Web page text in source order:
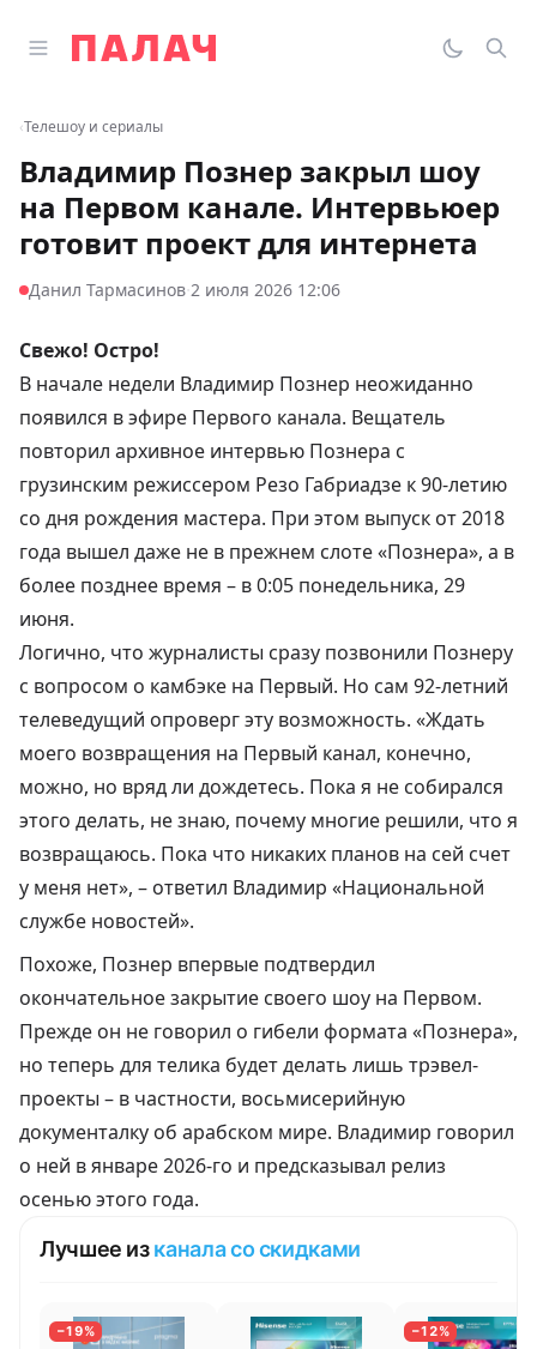
Открыть главное меню
Палач
‹Телешоу и сериалы
Владимир Познер закрыл шоу
на Первом канале. Интервьюер
готовит проект для интернета
Данил Тармасинов·2 июля 2026 12:06
Свежо! Остро!
В начале недели Владимир Познер неожиданно
появился в эфире Первого канала. Вещатель
повторил архивное интервью Познера с
грузинским режиссером Резо Габриадзе к 90-летию
со дня рождения мастера. При этом выпуск от 2018
года вышел даже не в прежнем слоте «Познера», а в
более позднее время – в 0:05 понедельника, 29
июня.
Логично, что журналисты сразу позвонили Познеру
с вопросом о камбэке на Первый. Но сам 92-летний
телеведущий опроверг эту возможность. «Ждать
моего возвращения на Первый канал, конечно,
можно, но вряд ли дождетесь. Пока я не собирался
этого делать, не знаю, почему многие решили, что я
возвращаюсь. Пока что никаких планов на сей счет
у меня нет», – ответил Владимир «Национальной
службе новостей».
Похоже, Познер впервые подтвердил
окончательное закрытие своего шоу на Первом.
Прежде он не говорил о гибели формата «Познера»,
но теперь для телика будет делать лишь трэвел-
проекты – в частности, восьмисерийную
документалку об арабском мире. Владимир говорил
о ней в январе 2026-го и предсказывал релиз
осенью этого года.
Лучшее изканала со скидками
−19% −12%